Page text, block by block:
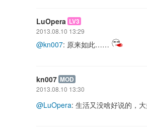
LuOpera LV3
2013.08.10 13:29
@kn007: 原来如此……
kn007 MOD
2013.08.10 13:30
@LuOpera: 生活又没啥好说的，